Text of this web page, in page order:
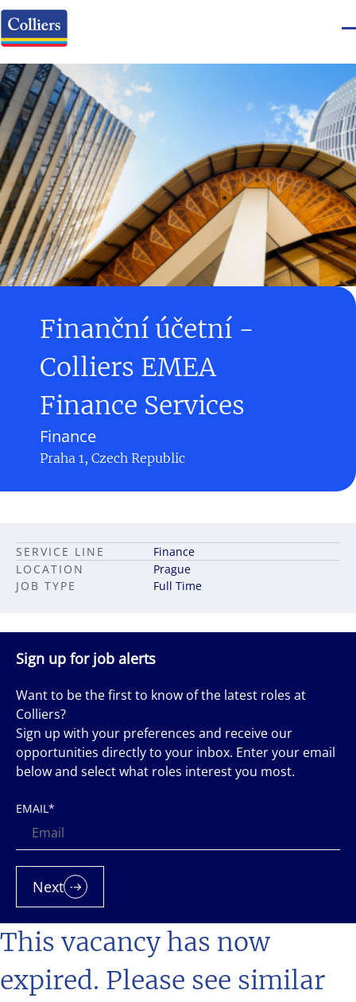
Finanční účetní -
Colliers EMEA
Finance Services
Finance
Praha 1, Czech Republic
This vacancy has now
expired. Please see similar
JOB TYPE Full Time
LOCATION Prague
SERVICE LINE Finance
Sign up for job alerts
Want to be the first to know of the latest roles at
Colliers?
Sign up with your preferences and receive our
opportunities directly to your inbox. Enter your email
below and select what roles interest you most.
EMAIL*
Next